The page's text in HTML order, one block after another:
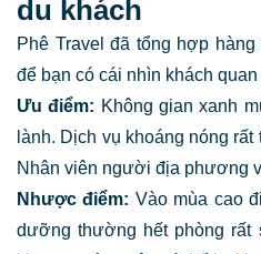
du khách
Phê Travel đã tổng hợp
để bạn có cái nhìn khách quan
Ưu điểm: Không gian xanh
lành. Dịch vụ khoáng nóng
Nhân viên người địa phương
Nhược điểm: Vào mùa cao
dưỡng thường hết phòng